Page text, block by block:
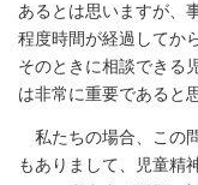
あるとは思いますが、
程度時間が経過してか
そのときに相談できる
は非常に重要であると
私たちの場合、この
もありまして、児童精